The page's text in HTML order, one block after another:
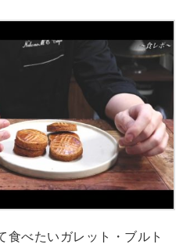
べたいガレット・ブルト